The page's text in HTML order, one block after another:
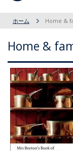
ホーム Home &
Home &